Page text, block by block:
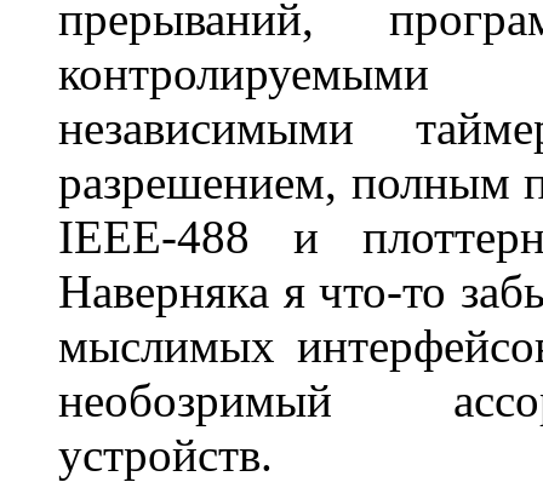
прерываний,
независимыми
разрешением, полным
IEEE-488 и
Наверняка я что-то
мыслимых
необозримый
устройств.